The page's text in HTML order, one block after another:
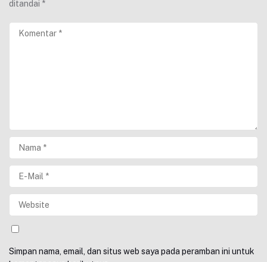
ditandai *
Simpan nama, email, dan situs web saya pada peramban ini untuk